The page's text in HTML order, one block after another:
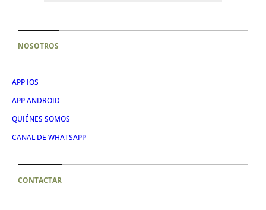
NOSOTROS
APP IOS
APP ANDROID
QUIÉNES SOMOS
CANAL DE WHATSAPP
CONTACTAR